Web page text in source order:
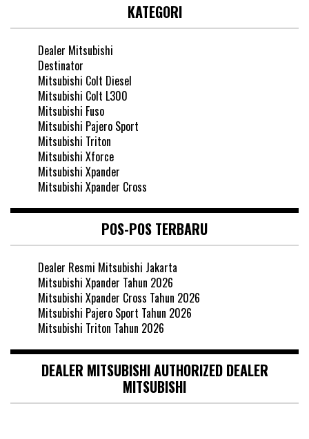
KATEGORI
Dealer Mitsubishi
Destinator
Mitsubishi Colt Diesel
Mitsubishi Colt L300
Mitsubishi Fuso
Mitsubishi Pajero Sport
Mitsubishi Triton
Mitsubishi Xforce
Mitsubishi Xpander
Mitsubishi Xpander Cross
POS-POS TERBARU
Dealer Resmi Mitsubishi Jakarta
Mitsubishi Xpander Tahun 2026
Mitsubishi Xpander Cross Tahun 2026
Mitsubishi Pajero Sport Tahun 2026
Mitsubishi Triton Tahun 2026
DEALER MITSUBISHI AUTHORIZED DEALER
MITSUBISHI